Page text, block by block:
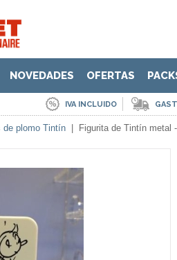
NOVEDADES OFERTAS
IVA INCLUIDO
de plomo Tintín Figurita de Tintín metal